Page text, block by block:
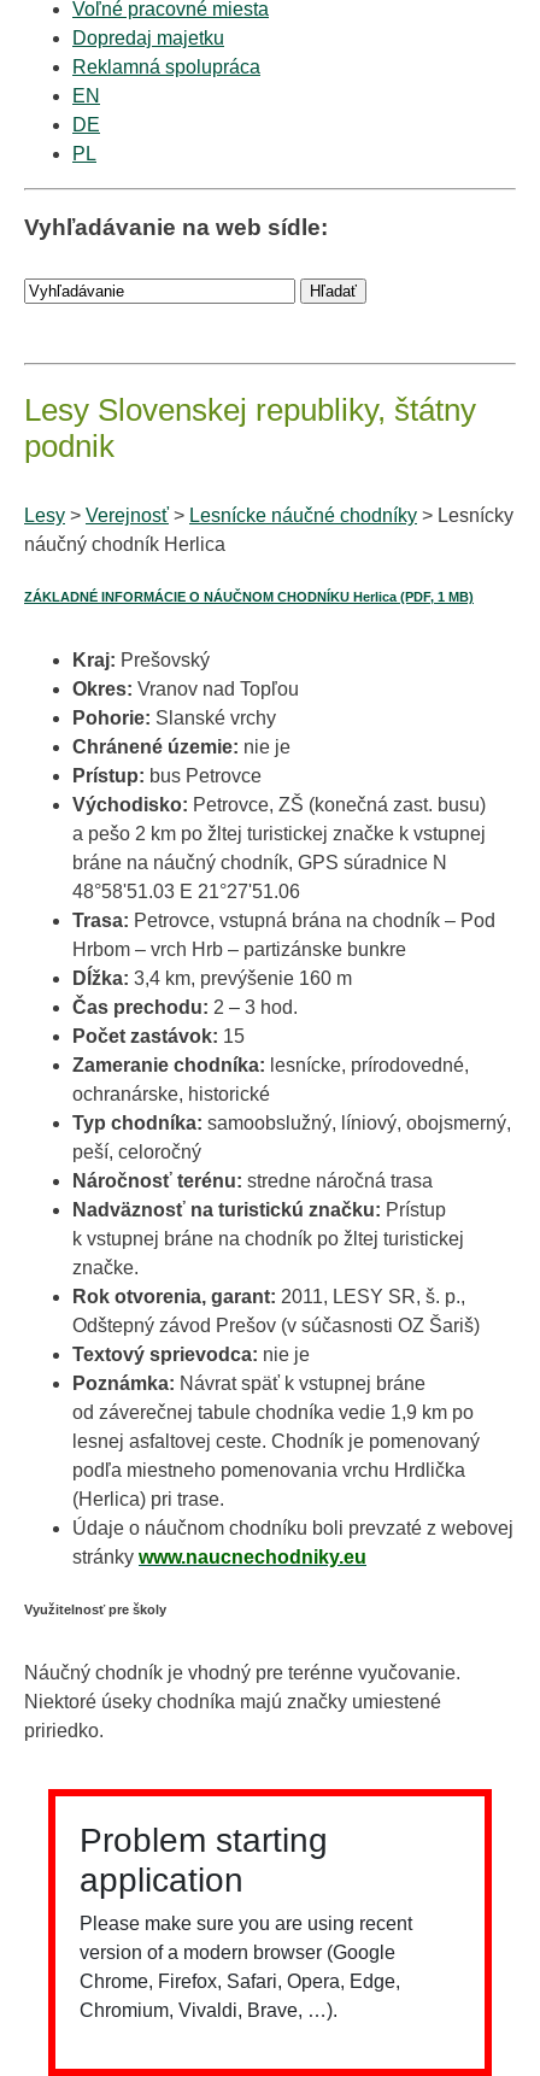
Voľné pracovné miesta
Dopredaj majetku
Reklamná spolupráca
EN
DE
PL
Vyhľadávanie na web sídle:
Lesy Slovenskej republiky, štátny
podnik
Lesy > Verejnosť > Lesnícke náučné chodníky > Lesnícky
náučný chodník Herlica
ZÁKLADNÉ INFORMÁCIE O NÁUČNOM CHODNÍKU Herlica (PDF, 1 MB)
Kraj: Prešovský
Okres: Vranov nad Topľou
Pohorie: Slanské vrchy
Chránené územie: nie je
Prístup: bus Petrovce
Východisko: Petrovce, ZŠ (konečná zast. busu)
a pešo 2 km po žltej turistickej značke k vstupnej
bráne na náučný chodník, GPS súradnice N
48°58'51.03 E 21°27'51.06
Trasa: Petrovce, vstupná brána na chodník – Pod
Hrbom – vrch Hrb – partizánske bunkre
Dĺžka: 3,4 km, prevýšenie 160 m
Čas prechodu: 2 – 3 hod.
Počet zastávok: 15
Zameranie chodníka: lesnícke, prírodovedné,
ochranárske, historické
Typ chodníka: samoobslužný, líniový, obojsmerný,
peší, celoročný
Náročnosť terénu: stredne náročná trasa
Nadväznosť na turistickú značku: Prístup
k vstupnej bráne na chodník po žltej turistickej
značke.
Rok otvorenia, garant: 2011, LESY SR, š. p.,
Odštepný závod Prešov (v súčasnosti OZ Šariš)
Textový sprievodca: nie je
Poznámka: Návrat späť k vstupnej bráne
od záverečnej tabule chodníka vedie 1,9 km po
lesnej asfaltovej ceste. Chodník je pomenovaný
podľa miestneho pomenovania vrchu Hrdlička
(Herlica) pri trase.
Údaje o náučnom chodníku boli prevzaté z webovej
stránky www.naucnechodniky.eu
Využitelnosť pre školy
Náučný chodník je vhodný pre terénne vyučovanie.
Niektoré úseky chodníka majú značky umiestené
pririedko.